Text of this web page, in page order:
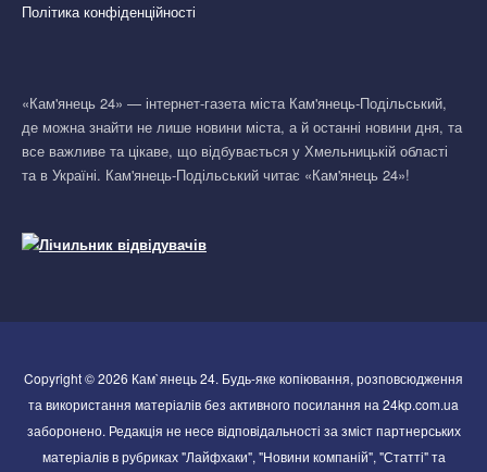
Політика конфіденційності
«Кам'янець 24» — інтернет-газета міста Кам'янець-Подільський,
де можна знайти не лише новини міста, а й останні новини дня, та
все важливе та цікаве, що відбувається у Хмельницькій області
та в Україні. Кам'янець-Подільський читає «Кам'янець 24»!
Copyright © 2026 Кам`янець 24. Будь-яке копіювання, розповсюдження
та використання матеріалів без активного посилання на 24kp.com.ua
заборонено. Редакція не несе відповідальності за зміст партнерських
матеріалів в рубриках "Лайфхаки", "Новини компаній", "Статті" та